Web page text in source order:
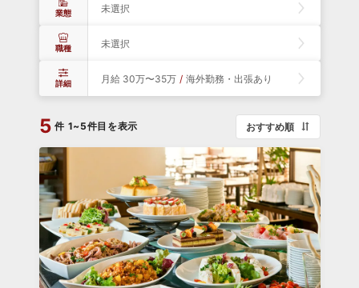
業態 未選択
職種 未選択
詳細 月給 30万〜35万 / 海外勤務・出張あり
5 件 1~5件目を表示 おすすめ順